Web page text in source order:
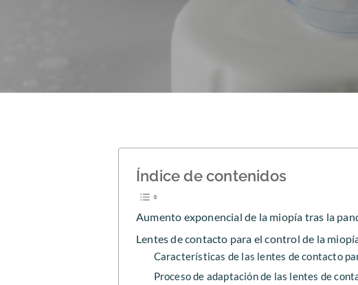
Índice de contenidos
Aumento exponencial de la miopía tras la
Lentes de contacto para el control de la
Características de las lentes de contacto
Proceso de adaptación de las lentes de